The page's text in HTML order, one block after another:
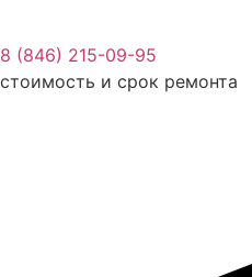
8 (846) 215-09-95
стоимость и срок ремонта